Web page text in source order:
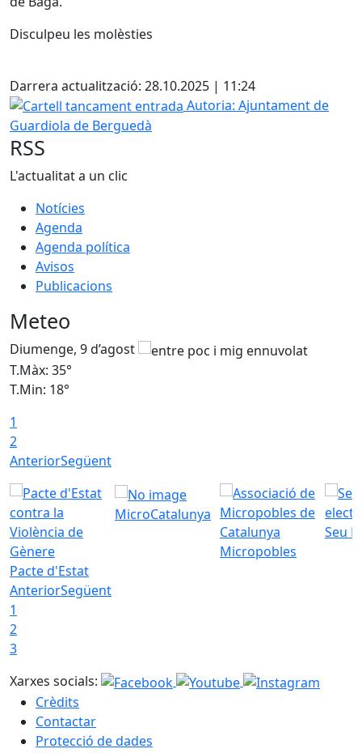
Disculpeu les molèsties
Darrera actualització: 28.10.2025 | 11:24
Cartell tancament entrada
Autoria: Ajuntament de
Guardiola de Berguedà
RSS
L'actualitat a un clic
Notícies
Agenda
Agenda política
Avisos
Publicacions
Meteo
Diumenge, 9 d’agost
T.Màx: 35°
T.Min: 18°
1
2
AnteriorSegüent
Pacte d'Estat
MicroCatalunya
Micropobles
Seu
AnteriorSegüent
1
2
3
Xarxes socials:
Crèdits
Contactar
Protecció de dades